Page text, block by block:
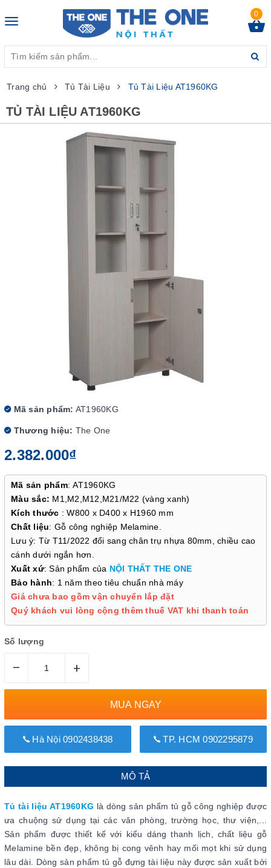
Toggle
0
Trang chủ Tủ Tài Liệu Tủ Tài Liệu AT1960KG
TỦ TÀI LIỆU AT1960KG
Mã sản phẩm: AT1960KG
Thương hiệu: The One
2.382.000₫
Mã sản phẩm: AT1960KG
Màu sắc: M1,M2,M12,M21/M22 (vàng xanh)
Kích thước : W800 x D400 x H1960 mm
Chất liệu: Gỗ công nghiệp Melamine.
Lưu ý: Từ T11/2022 đổi sang chân trụ nhựa 80mm, chiều cao
cánh dưới ngắn hơn.
Xuất xứ: Sản phẩm của NỘI THẤT THE ONE
Bảo hành: 1 năm theo tiêu chuẩn nhà máy
Giá chưa bao gồm vận chuyển lắp đặt
Quý khách vui lòng cộng thêm thuế VAT khi thanh toán
Số lượng
– +
MUA NGAY
Hà Nội 0902438438 TP. HCM 0902295879
MÔ TẢ
Tủ tài liệu AT1960KG là dòng sản phẩm tủ gỗ công nghiệp được
ưa chuộng sử dụng tại các văn phòng, trường học, thư viện,...
Sản phẩm được thiết kế với kiểu dáng thanh lịch, chất liệu gỗ
Melamine bền đẹp, không bị cong vênh hay mối mọt khi sử dụng
lâu dài. Dòng sản phẩm tủ gỗ đựng tài liệu này được sản xuất bởi